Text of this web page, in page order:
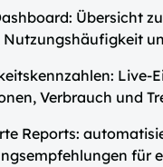
Übersicht
Nutzungshäufigkeit
Live-
Verbrauch und
Reports:
für